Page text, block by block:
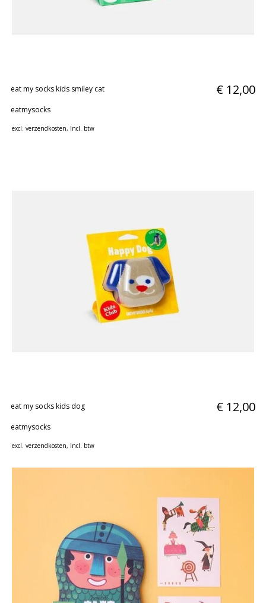
eat my socks kids smiley cat
eatmysocks
€ 12,00
excl. verzendkosten, Incl. btw
eat my socks kids dog
eatmysocks
€ 12,00
excl. verzendkosten, Incl. btw